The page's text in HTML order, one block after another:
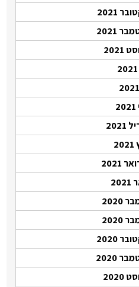
2021
2021
2021
2021
2020
2020
2020
2020
2020